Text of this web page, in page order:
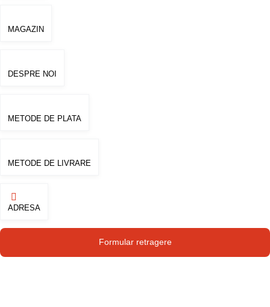
MAGAZIN
DESPRE NOI
METODE DE PLATA
METODE DE LIVRARE
ADRESA
Str. Campului nr. 1
Oras PantelimonFormular retragere